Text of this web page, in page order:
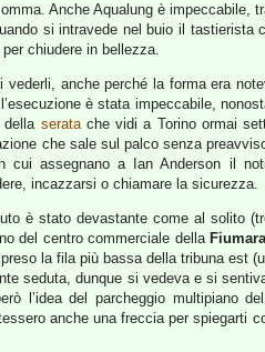
Anche Aqualung è
si intravede nel buio il
per chiudere in bellezza.
anche perché la forma era
è stata impeccabile,
della seratache vidi a Torino ormai
che sale sul palco senza
cui assegnano a Ian Anderson il
incazzarsi o chiamare la sicurezza.
è stato devastante come al solito
del centro commerciale della
la fila più bassa della tribuna est
seduta, dunque si vedeva e si
l’idea del parcheggio multipiano
anche una freccia per spiegarti